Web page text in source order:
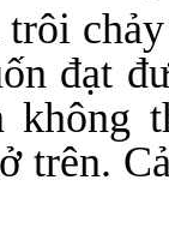
đạt
không
trên.